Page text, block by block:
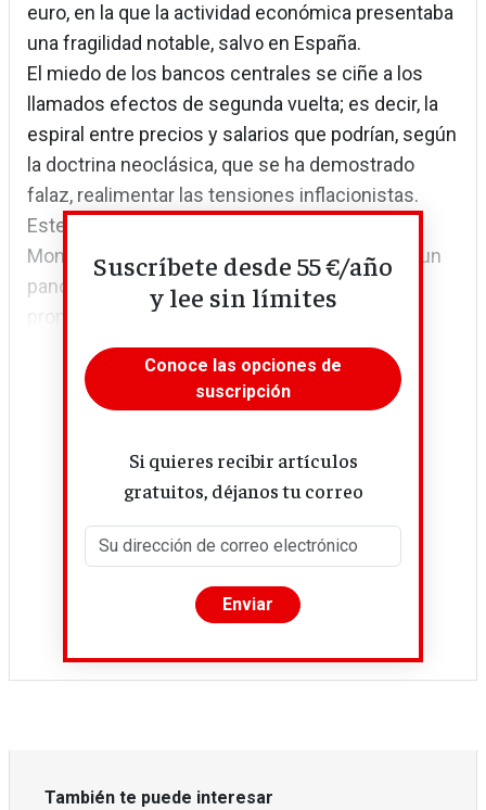
euro, en la que la actividad económica presentaba
una fragilidad notable, salvo en España.
El miedo de los bancos centrales se ciñe a los
llamados efectos de segunda vuelta; es decir, la
espiral entre precios y salarios que podrían, según
la doctrina neoclásica, que se ha demostrado
falaz, realimentar las tensiones inflacionistas.
Este miedo ya ha sido advertido por el Fondo
Monetario Internacional (FMI), que ha lanzado un
panorama tenebroso si la guerra no termina
pronto, aunque la...
Suscríbete desde 55 €/año
y lee sin límites
Conoce las opciones de
suscripción
Si quieres recibir artículos
gratuitos, déjanos tu correo
También te puede interesar